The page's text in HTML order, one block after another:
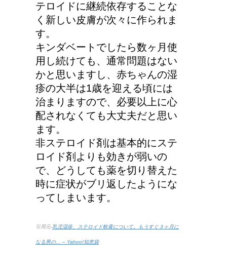
テロイドに継続依存することな
く新しい皮膚が次々に作られま
す。
キンダベートでしたら数ヶ月使
用し続けても、通常問題はない
かと思いますし、赤ちゃんの湿
疹の大半は1歳を迎える頃には
治まりますので、必要以上に心
配されなくても大丈夫だと思い
ます。
非ステロイド剤は基本的にステ
ロイド剤よりも効きが弱いの
で、どうしても薬を切り替えた
時に症状がブリ返したようにな
ってしまいます。
引用元-乳児湿疹、ステロイド軟膏について。もうすぐ３ヶ月に
なる男の… – Yahoo!知恵袋